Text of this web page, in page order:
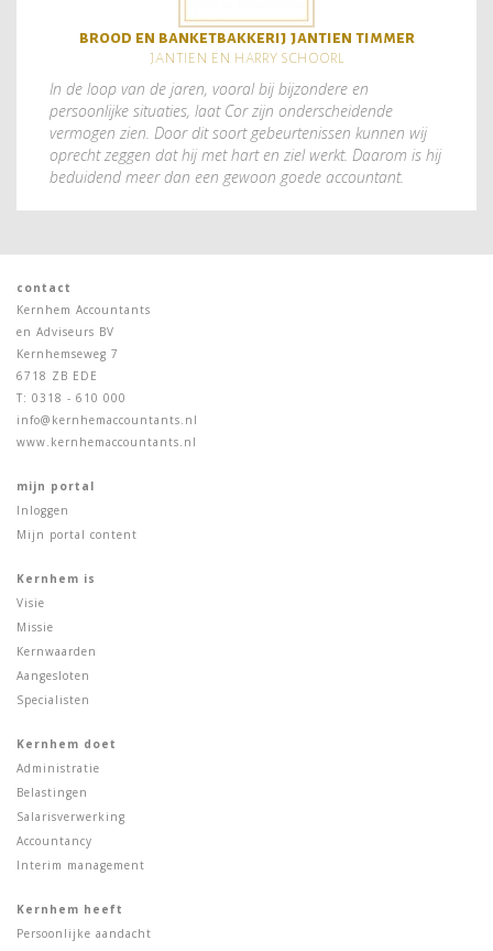
brood en banketbakkerij jantien timmer
jantien en harry schoorl
In de loop van de jaren, vooral bij bijzondere en
persoonlijke situaties, laat Cor zijn onderscheidende
vermogen zien. Door dit soort gebeurtenissen kunnen wij
oprecht zeggen dat hij met hart en ziel werkt. Daarom is hij
beduidend meer dan een gewoon goede accountant.
contact
Kernhem Accountants
en Adviseurs BV
Kernhemseweg 7
6718 ZB EDE
T: 0318 - 610 000
info@kernhemaccountants.nl
www.kernhemaccountants.nl
mijn portal
Inloggen
Mijn portal content
Kernhem is
Visie
Missie
Kernwaarden
Aangesloten
Specialisten
Kernhem doet
Administratie
Belastingen
Salarisverwerking
Accountancy
Interim management
Kernhem heeft
Persoonlijke aandacht